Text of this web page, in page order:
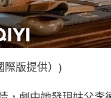
際版提供）)